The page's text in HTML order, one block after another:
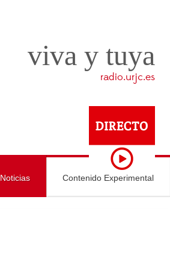
viva y tuya
radio.urjc.es
Noticias Contenido Experimental